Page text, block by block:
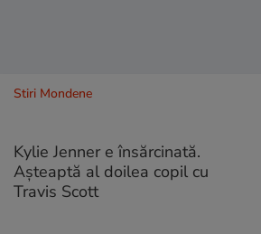
Stiri Mondene
Kylie Jenner e însărcinată.
Așteaptă al doilea copil cu
Travis Scott